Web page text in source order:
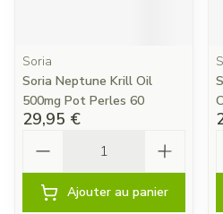
Soria
Soria Neptune Krill Oil
500mg Pot Perles 60
29,95 €
Ajouter au panier